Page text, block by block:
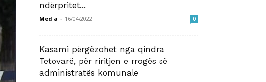
ndërpritet...
Media - 16/04/2022 0
Kasami përgëzohet nga qindra
Tetovarë, për riritjen e rrogës së
administratës komunale